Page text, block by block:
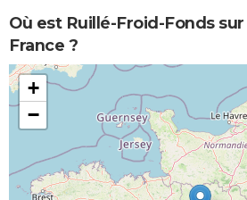
Où est Ruillé-Froid-Fonds
France ?
+
−